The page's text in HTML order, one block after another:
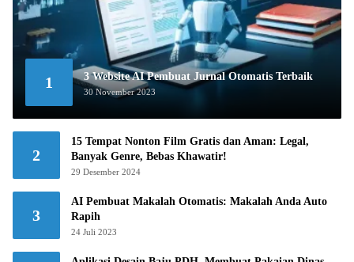
1 3 Website AI Pembuat Jurnal Otomatis Terbaik
30 November 2023
2
15 Tempat Nonton Film Gratis dan Aman: Legal,
Banyak Genre, Bebas Khawatir!
29 Desember 2024
3
AI Pembuat Makalah Otomatis: Makalah Anda Auto
Rapih
24 Juli 2023